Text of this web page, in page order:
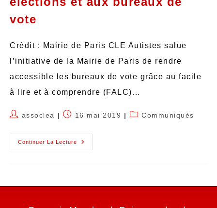
vote
Crédit : Mairie de Paris CLE Autistes salue
l’initiative de la Mairie de Paris de rendre
accessible les bureaux de vote grâce au facile
à lire et à comprendre (FALC)…
assoclea 16 mai 2019 Communiqués
Continuer La Lecture